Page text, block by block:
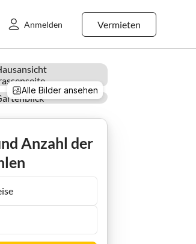
Vermieten
Anmelden
Alle Bilder ansehen
Anzahl der